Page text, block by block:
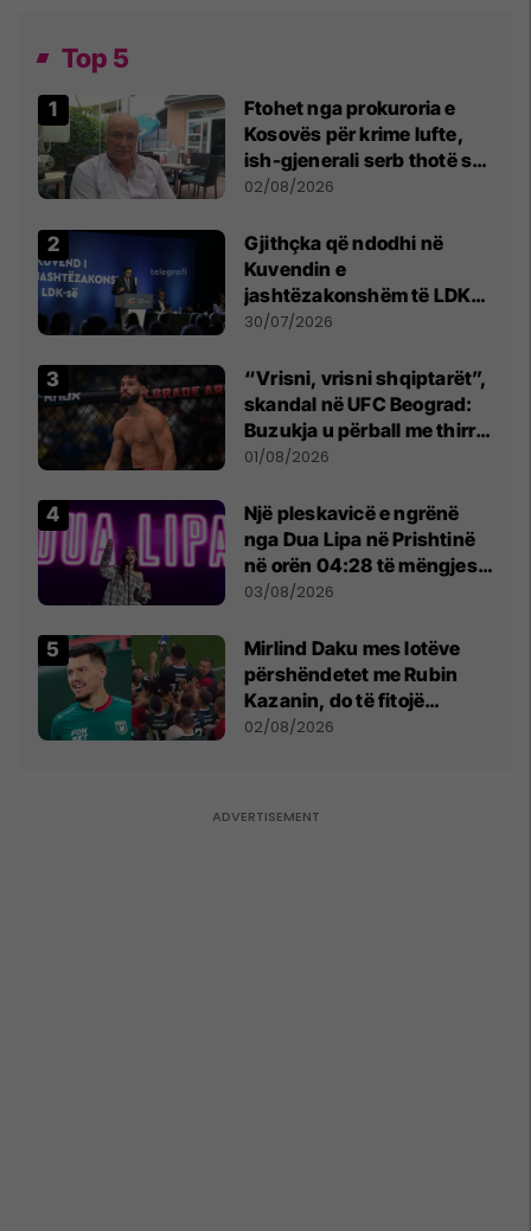
Top 5
Ftohet nga prokuroria e
Kosovës për krime lufte,
ish-gjenerali serb thotë se
dikush e tradhtoi në
02/08/2026
Gjithçka që ndodhi në
Kuvendin e
jashtëzakonshëm të LDK-
së
30/07/2026
“Vrisni, vrisni shqiptarët”,
skandal në UFC Beograd:
Buzukja u përball me thirrje
anti-shqiptare nga
01/08/2026
Një pleskavicë e ngrënë
nga Dua Lipa në Prishtinë
në orën 04:28 të mëngjesit
- dhe bota digjitale serbe
03/08/2026
Mirlind Daku mes lotëve
përshëndetet me Rubin
Kazanin, do të fitojë
miliona te Spartak Moska
02/08/2026